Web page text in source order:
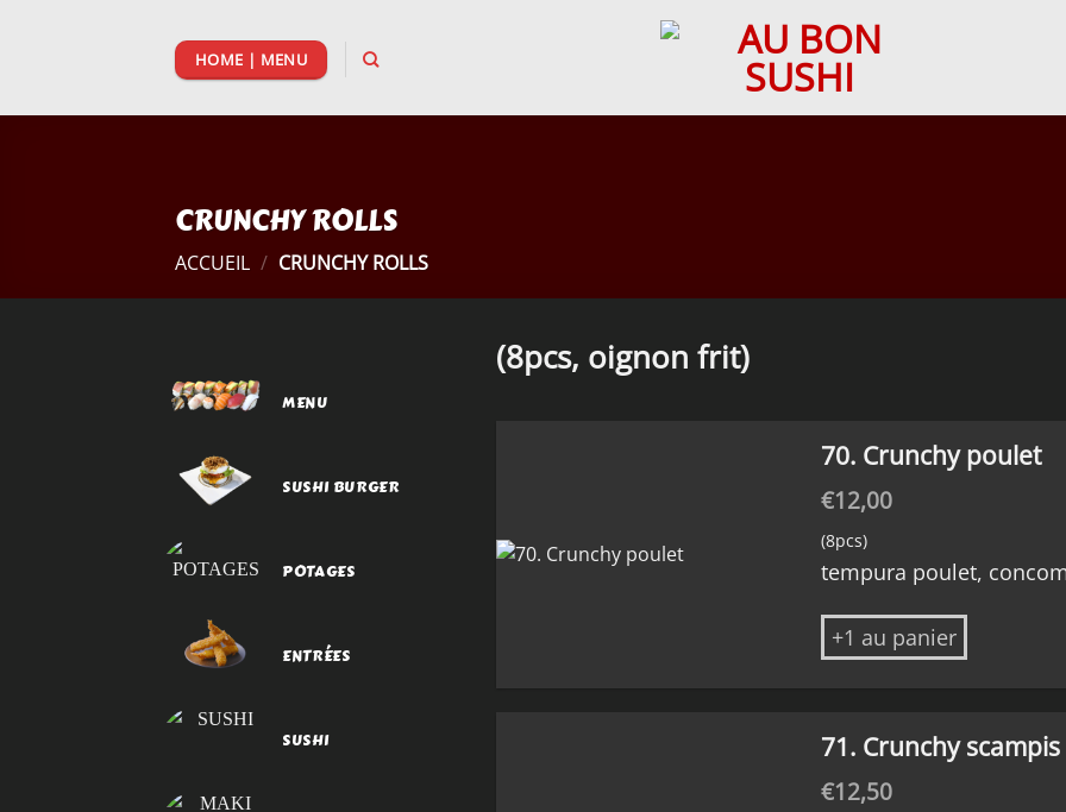
HOME | MENU
CRUNCHY ROLLS
ACCUEIL / CRUNCHY ROLLS
MENU
SUSHI BURGER
POTAGES
ENTRÉES
SUSHI
(8pcs, oignon frit)
70. Crunchy poulet
€12,00
(8pcs)
tempura poulet,
+1 au panier
71. Crunchy scampis
€12,50